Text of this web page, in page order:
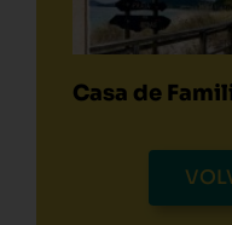
Casa de